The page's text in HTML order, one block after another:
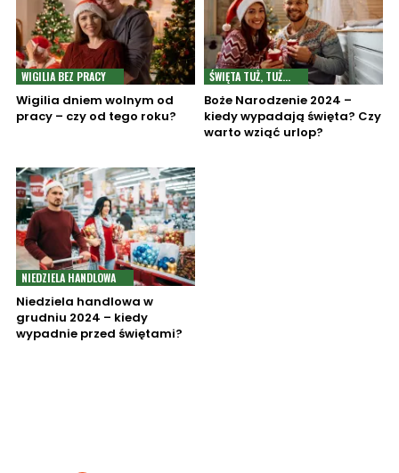
WIGILIA BEZ PRACY
Wigilia dniem wolnym od
pracy – czy od tego roku?
ŚWIĘTA TUŻ, TUŻ...
Boże Narodzenie 2024 –
kiedy wypadają święta? Czy
warto wziąć urlop?
NIEDZIELA HANDLOWA
Niedziela handlowa w
grudniu 2024 – kiedy
wypadnie przed świętami?